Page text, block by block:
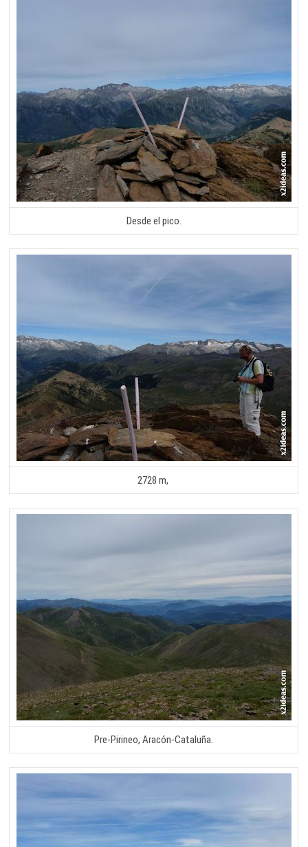
Desde el pico.
2728 m,
Pre-Pirineo, Aracón-Cataluña.